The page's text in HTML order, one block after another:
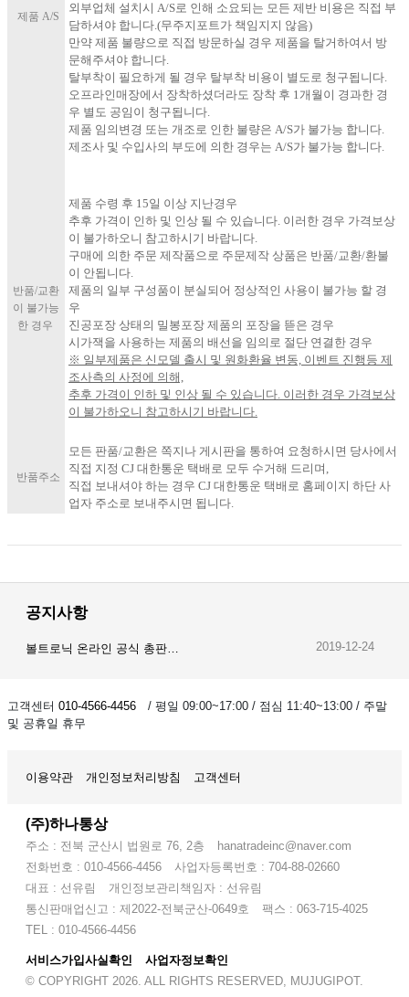
제품 A/S
외부업체 설치시 A/S로 인해 소요되는 모든 제반 비용은 직접 부
담하셔야 합니다.(무주지포트가 책임지지 않음)
만약 제품 불량으로 직접 방문하실 경우 제품을 탈거하여서 방
문해주셔야 합니다.
탈부착이 필요하게 될 경우 탈부착 비용이 별도로 청구됩니다.
오프라인매장에서 장착하셨더라도 장착 후 1개월이 경과한 경
우 별도 공임이 청구됩니다.
제품 임의변경 또는 개조로 인한 불량은 A/S가 불가능 합니다.
제조사 및 수입사의 부도에 의한 경우는 A/S가 불가능 합니다.
반품/교환
이 불가능
한 경우
제품 수령 후 15일 이상 지난경우
추후 가격이 인하 및 인상 될 수 있습니다. 이러한 경우 가격보상
이 불가하오니 참고하시기 바랍니다.
구매에 의한 주문 제작품으로 주문제작 상품은 반품/교환/환불
이 안됩니다.
제품의 일부 구성품이 분실되어 정상적인 사용이 불가능 할 경
우
진공포장 상태의 밀봉포장 제품의 포장을 뜯은 경우
시가잭을 사용하는 제품의 배선을 임의로 절단 연결한 경우
※ 일부제품은 신모델 출시 및 원화환율 변동, 이벤트 진행등 제
조사측의 사정에 의해,
추후 가격이 인하 및 인상 될 수 있습니다. 이러한 경우 가격보상
이 불가하오니 참고하시기 바랍니다.​
반품주소
모든 판품/교환은 쪽지나 게시판을 통하여 요청하시면 당사에서
직접 지정 CJ 대한통운 택배로 모두 수거해 드리며,
직접 보내셔야 하는 경우 CJ 대한통운 택배로 홈페이지 하단 사
업자 주소로 보내주시면 됩니다.
공지사항
볼트로닉 온라인 공식 총판… 2019-12-24
고객센터 010-4566-4456 / 평일 09:00~17:00 / 점심 11:40~13:00 / 주말
및 공휴일 휴무
이용약관 개인정보처리방침 고객센터
(주)하나통상
주소 : 전북 군산시 법원로 76, 2층
hanatradeinc@naver.com
전화번호 : 010-4566-4456
사업자등록번호 : 704-88-02660
대표 : 선유림
개인정보관리책임자 : 선유림
통신판매업신고 : 제2022-전북군산-0649호
팩스 : 063-715-4025
TEL : 010-4566-4456
서비스가입사실확인
사업자정보확인
© COPYRIGHT 2026. ALL RIGHTS RESERVED, MUJUGIPOT.